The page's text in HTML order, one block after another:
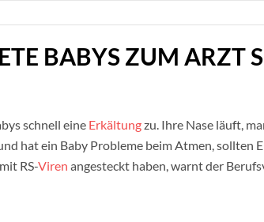
BABYS ZUM ARZT
schnell eine Erkältungzu. Ihre Nase läuft,
hat ein Baby Probleme beim Atmen, sollten
RS-Viren angesteckt haben, warnt der